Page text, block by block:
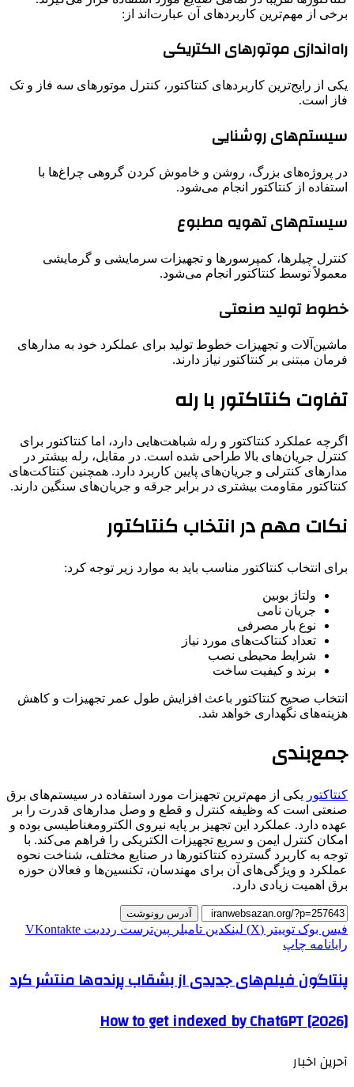
برخی از مهم‌ترین کاربردهای آن عبارت‌اند از:
راه‌اندازی موتورهای الکتریکی
یکی از رایج‌ترین کاربردهای کنتاکتور، کنترل موتورهای سه فاز و تک
فاز است.
سیستم‌های روشنایی
در پروژه‌های بزرگ، روشن و خاموش کردن گروهی چراغ‌ها با
استفاده از کنتاکتور انجام می‌شود.
سیستم‌های تهویه مطبوع
کنترل چیلرها، کمپرسورها و تجهیزات سرمایشی و گرمایشی
معمولاً توسط کنتاکتور انجام می‌شود.
خطوط تولید صنعتی
ماشین‌آلات و تجهیزات خطوط تولید برای عملکرد خود به مدارهای
فرمان مبتنی بر کنتاکتور نیاز دارند.
تفاوت کنتاکتور با رله
اگرچه عملکرد کنتاکتور و رله شباهت‌هایی دارد، اما کنتاکتور برای
کنترل جریان‌های بالا طراحی شده است. در مقابل، رله بیشتر در
مدارهای کنترلی و جریان‌های پایین کاربرد دارد. همچنین کنتاکت‌های
کنتاکتور مقاومت بیشتری در برابر جرقه و جریان‌های سنگین دارند.
نکات مهم در انتخاب کنتاکتور
برای انتخاب کنتاکتور مناسب باید به موارد زیر توجه کرد:
ولتاژ بوبین
جریان نامی
نوع بار مصرفی
تعداد کنتاکت‌های مورد نیاز
شرایط محیطی نصب
برند و کیفیت ساخت
انتخاب صحیح کنتاکتور باعث افزایش طول عمر تجهیزات و کاهش
هزینه‌های نگهداری خواهد شد.
جمع‌بندی
کنتاکتور یکی از مهم‌ترین تجهیزات مورد استفاده در سیستم‌های برق
صنعتی است که وظیفه کنترل و قطع و وصل مدارهای قدرت را بر
عهده دارد. عملکرد این تجهیز بر پایه نیروی الکترومغناطیسی بوده و
امکان کنترل ایمن و سریع تجهیزات الکتریکی را فراهم می‌کند. با
توجه به کاربرد گسترده کنتاکتورها در صنایع مختلف، شناخت نحوه
عملکرد و ویژگی‌های آن برای مهندسان، تکنسین‌ها و فعالان حوزه
برق اهمیت زیادی دارد.
آدرس رونوشت
فیس بوک توییتر (X) لینکدین ‫تامبلر ‫پین‌ترست ‫رددیت ‫VKontakte
رایانامه چاپ
پنتاگون فیلم‌های جدیدی از بشقاب پرنده‌ها منتشر کرد
How to get indexed by ChatGPT [2026]
آحرین اخبار